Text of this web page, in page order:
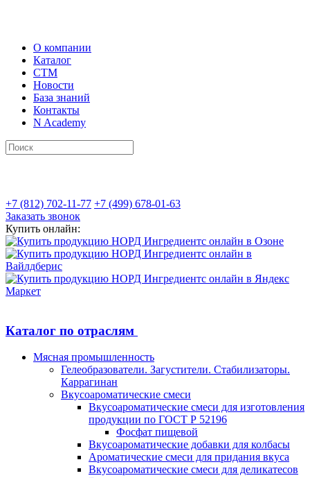
О компании
Каталог
СТМ
Новости
База знаний
Контакты
N Academy
+7 (812) 702-11-77 +7 (499) 678-01-63
Заказать звонок
Купить онлайн:
Каталог по отраслям
Мясная промышленность
Гелеобразователи. Загустители. Стабилизаторы.
Каррагинан
Вкусоароматические смеси
Вкусоароматические смеси для изготовления
продукции по ГОСТ Р 52196
Фосфат пищевой
Вкусоароматические добавки для колбасы
Ароматические смеси для придания вкуса
Вкусоароматические смеси для деликатесов